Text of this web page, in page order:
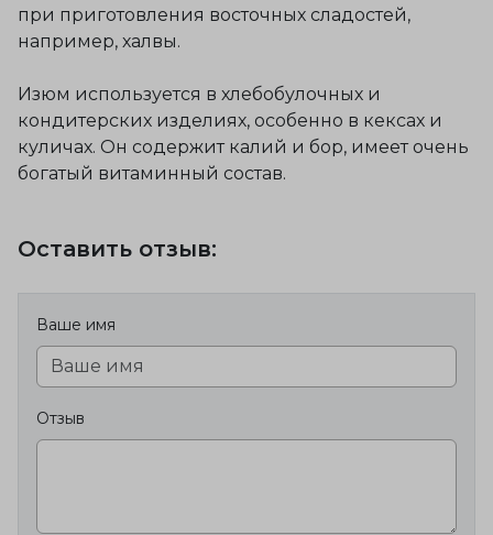
при приготовления восточных сладостей,
например, халвы.
Изюм используется в хлебобулочных и
кондитерских изделиях, особенно в кексах и
куличах. Он содержит калий и бор, имеет очень
богатый витаминный состав.
Оставить отзыв:
Ваше имя
Отзыв